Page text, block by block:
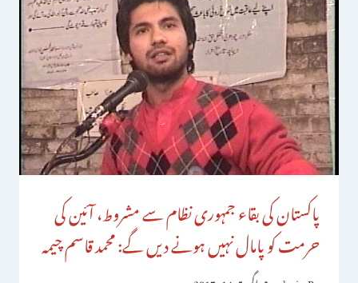
پاکستان کی بقاء جمہوری نظام سے مشروط، آئین کی
حرمت کو پامال نہیں ہونے دیں گے: محمد قاسم چیمہ